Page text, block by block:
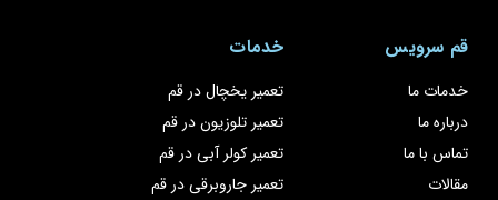
قم سرویس
خدمات ما
درباره ما
تماس با ما
مقالات
خدمات
تعمیر یخچال در قم
تعمیر تلوزیون در قم
تعمیر کولر آبی در قم
تعمیر جاروبرقی در قم